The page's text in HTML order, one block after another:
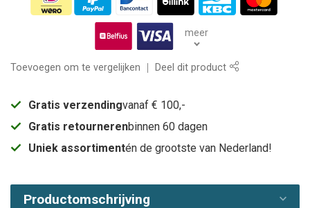
meer
Toevoegen om te vergelijken Deel dit product
Gratis verzendingvanaf € 100,-
Gratis retournerenbinnen 60 dagen
Uniek assortimentén de grootste van Nederland!
Productomschrijving